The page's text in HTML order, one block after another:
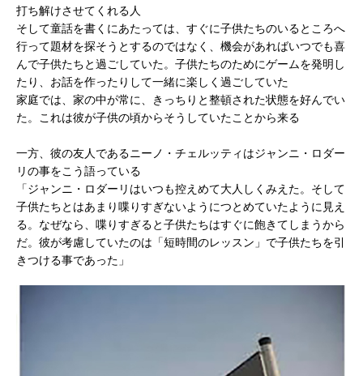
打ち解けさせてくれる人
そして童話を書くにあたっては、すぐに子供たちのいるところへ
行って題材を探そうとするのではなく、機会があればいつでも喜
んで子供たちと過ごしていた。子供たちのためにゲームを発明し
たり、お話を作ったりして一緒に楽しく過ごしていた
家庭では、家の中が常に、きっちりと整頓された状態を好んでい
た。これは彼が子供の頃からそうしていたことから来る
一方、彼の友人であるニーノ・チェルッティはジャンニ・ロダー
リの事をこう語っている
「ジャンニ・ロダーリはいつも控えめて大人しくみえた。そして
子供たちとはあまり喋りすぎないようにつとめていたように見え
る。なぜなら、喋りすぎると子供たちはすぐに飽きてしまうから
だ。彼が考慮していたのは「短時間のレッスン」で子供たちを引
きつける事であった」